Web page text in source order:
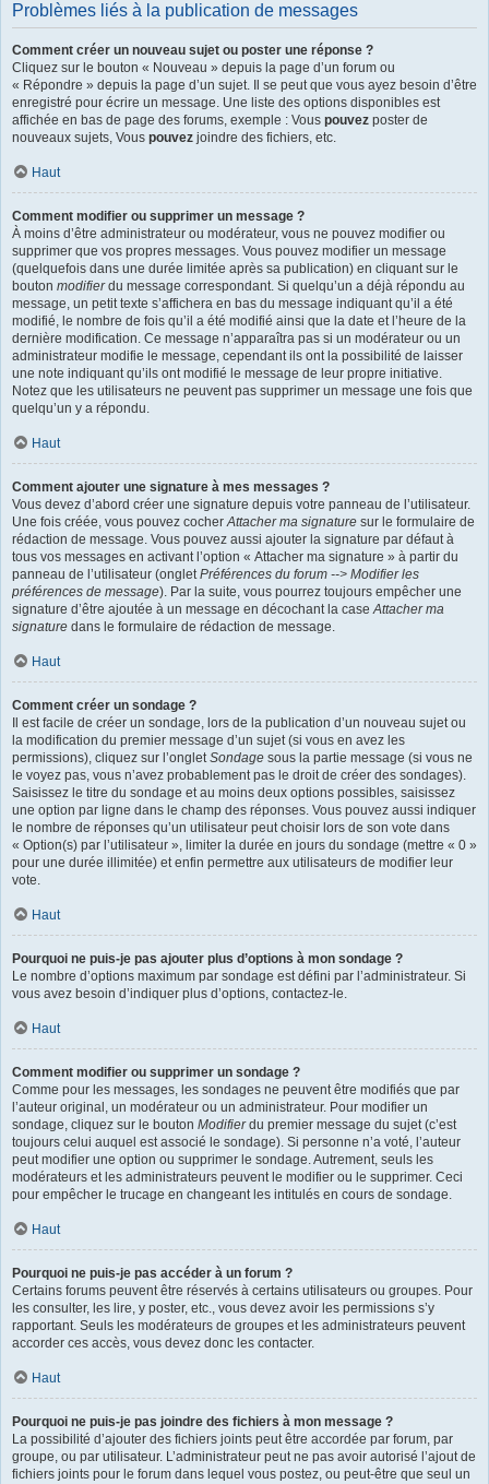
Problèmes liés à la publication de messages
Comment créer un nouveau sujet ou poster une réponse ?
Cliquez sur le bouton « Nouveau » depuis la page d’un forum ou
« Répondre » depuis la page d’un sujet. Il se peut que vous ayez besoin d’être
enregistré pour écrire un message. Une liste des options disponibles est
affichée en bas de page des forums, exemple : Vous pouvez poster de
nouveaux sujets, Vous pouvez joindre des fichiers, etc.
Haut
Comment modifier ou supprimer un message ?
À moins d’être administrateur ou modérateur, vous ne pouvez modifier ou
supprimer que vos propres messages. Vous pouvez modifier un message
(quelquefois dans une durée limitée après sa publication) en cliquant sur le
bouton modifierdu message correspondant. Si quelqu’un a déjà répondu au
message, un petit texte s’affichera en bas du message indiquant qu’il a été
modifié, le nombre de fois qu’il a été modifié ainsi que la date et l’heure de la
dernière modification. Ce message n’apparaîtra pas si un modérateur ou un
administrateur modifie le message, cependant ils ont la possibilité de laisser
une note indiquant qu’ils ont modifié le message de leur propre initiative.
Notez que les utilisateurs ne peuvent pas supprimer un message une fois que
quelqu’un y a répondu.
Haut
Comment ajouter une signature à mes messages ?
Vous devez d’abord créer une signature depuis votre panneau de l’utilisateur.
Une fois créée, vous pouvez cocherAttacher ma signature sur le formulaire de
rédaction de message. Vous pouvez aussi ajouter la signature par défaut à
tous vos messages en activant l’option « Attacher ma signature » à partir du
panneau de l’utilisateur (ongletPréférences du forum --> Modifier les
préférences de message). Par la suite, vous pourrez toujours empêcher une
signature d’être ajoutée à un message en décochant la caseAttacher ma
signature dans le formulaire de rédaction de message.
Haut
Comment créer un sondage ?
Il est facile de créer un sondage, lors de la publication d’un nouveau sujet ou
la modification du premier message d’un sujet (si vous en avez les
permissions), cliquez sur l’ongletSondage sous la partie message (si vous ne
le voyez pas, vous n’avez probablement pas le droit de créer des sondages).
Saisissez le titre du sondage et au moins deux options possibles, saisissez
une option par ligne dans le champ des réponses. Vous pouvez aussi indiquer
le nombre de réponses qu’un utilisateur peut choisir lors de son vote dans
« Option(s) par l’utilisateur », limiter la durée en jours du sondage (mettre « 0 »
pour une durée illimitée) et enfin permettre aux utilisateurs de modifier leur
vote.
Haut
Pourquoi ne puis-je pas ajouter plus d’options à mon sondage ?
Le nombre d’options maximum par sondage est défini par l’administrateur. Si
vous avez besoin d’indiquer plus d’options, contactez-le.
Haut
Comment modifier ou supprimer un sondage ?
Comme pour les messages, les sondages ne peuvent être modifiés que par
l’auteur original, un modérateur ou un administrateur. Pour modifier un
sondage, cliquez sur le bouton Modifierdu premier message du sujet (c’est
toujours celui auquel est associé le sondage). Si personne n’a voté, l’auteur
peut modifier une option ou supprimer le sondage. Autrement, seuls les
modérateurs et les administrateurs peuvent le modifier ou le supprimer. Ceci
pour empêcher le trucage en changeant les intitulés en cours de sondage.
Haut
Pourquoi ne puis-je pas accéder à un forum ?
Certains forums peuvent être réservés à certains utilisateurs ou groupes. Pour
les consulter, les lire, y poster, etc., vous devez avoir les permissions s’y
rapportant. Seuls les modérateurs de groupes et les administrateurs peuvent
accorder ces accès, vous devez donc les contacter.
Haut
Pourquoi ne puis-je pas joindre des fichiers à mon message ?
La possibilité d’ajouter des fichiers joints peut être accordée par forum, par
groupe, ou par utilisateur. L’administrateur peut ne pas avoir autorisé l’ajout de
fichiers joints pour le forum dans lequel vous postez, ou peut-être que seul un